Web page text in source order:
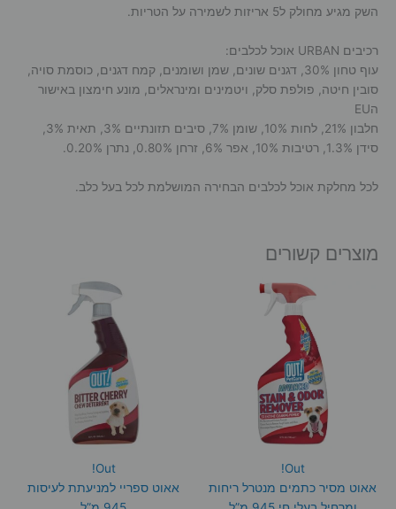
השק מגיע מחולק ל5 אריזות לשמירה על הטריות.
רכיבים URBAN אוכל לכלבים:
עוף טחון 30%, דגנים שונים, שמן ושומנים, קמח דגנים, כוסמת סויה,
סובין חיטה, פולפת סלק, ויטמינים ומינראלים, מונע חימצון באישור
הEU
סידן 1.3%, רטיבות 10%, אפר 6%, זרחן 0.80%, נתרן 0.20%.
לכל מחלקת אוכל לכלבים הבחירה המושלמת לכל בעל כלב.
מוצרים קשורים
Out!
אאוט מסיר כתמים מנטרל ריחות
Out!
אאוט ספריי למניעתת לעיסות